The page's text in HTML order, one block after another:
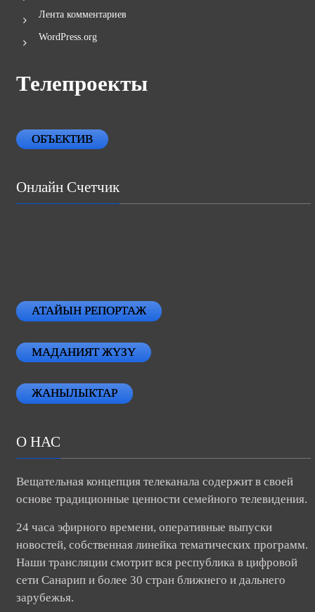
Лента комментариев
WordPress.org
Телепроекты
ОБЪЕКТИВ
Онлайн Счетчик
АТАЙЫН РЕПОРТАЖ
МАДАНИЯТ ЖҮЗҮ
ЖАНЫЛЫКТАР
О НАС
Вещательная концепция телеканала содержит в своей
основе традиционные ценности семейного телевидения.
24 часа эфирного времени, оперативные выпуски
новостей, собственная линейка тематических программ.
Наши трансляции смотрит вся республика в цифровой
сети Санарип и более 30 стран ближнего и дальнего
зарубежья.